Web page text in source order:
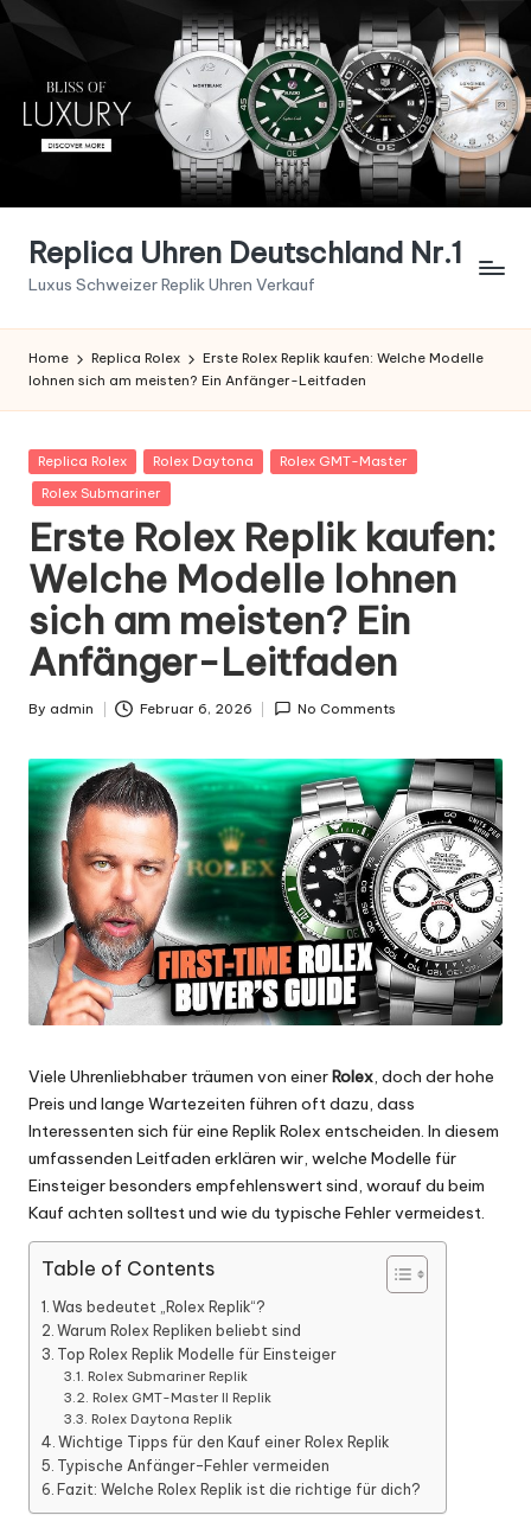
content
Replica Uhren Deutschland Nr.1
Luxus Schweizer Replik Uhren Verkauf
Home Replica Rolex
Erste Rolex Replik kaufen: Welche Modelle
lohnen sich am meisten? Ein Anfänger-Leitfaden
Posted
in
Replica Rolex Rolex Daytona
Rolex GMT-Master
Rolex Submariner
Erste Rolex Replik kaufen:
Welche Modelle lohnen
sich am meisten? Ein
Anfänger-Leitfaden
Posted
By admin Februar 6, 2026 No Comments
Viele Uhrenliebhaber träumen von einerRolex, doch der hohe
Preis und lange Wartezeiten führen oft dazu, dass
Interessenten sich für eine Replik Rolex entscheiden. In diesem
umfassenden Leitfaden erklären wir, welche Modelle für
Einsteiger besonders empfehlenswert sind, worauf du beim
Kauf achten solltest und wie du typische Fehler vermeidest.
Table of Contents
Was bedeutet „Rolex Replik“?
Warum Rolex Repliken beliebt sind
Top Rolex Replik Modelle für Einsteiger
Rolex Submariner Replik
Rolex GMT-Master II Replik
Rolex Daytona Replik
Wichtige Tipps für den Kauf einer Rolex Replik
Typische Anfänger-Fehler vermeiden
Fazit: Welche Rolex Replik ist die richtige für dich?